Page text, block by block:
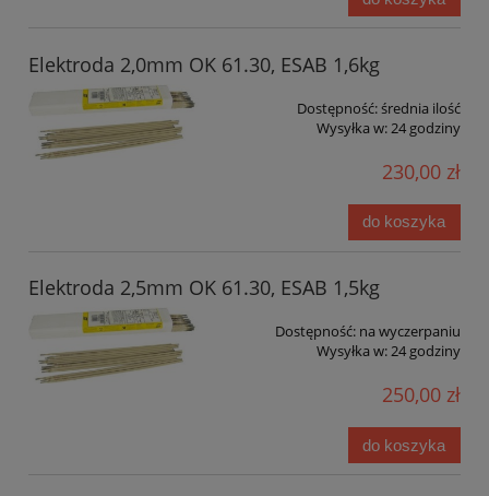
Elektroda 2,0mm OK 61.30, ESAB 1,6kg
Dostępność:średnia ilość
Wysyłka w:24 godziny
230,00 zł
do koszyka
Elektroda 2,5mm OK 61.30, ESAB 1,5kg
Dostępność: na wyczerpaniu
Wysyłka w:24 godziny
250,00 zł
do koszyka